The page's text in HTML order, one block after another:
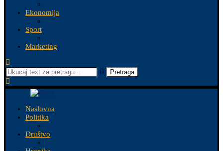
Ekonomija
Sport
Marketing
Pretraga
Naslovna
Politika
Društvo